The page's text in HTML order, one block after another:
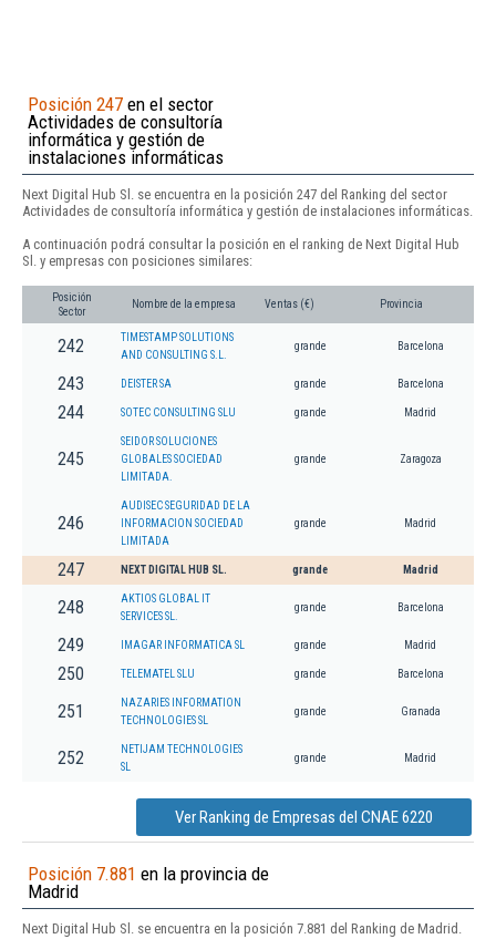
Posición 247 en el sector
Actividades de consultoría
informática y gestión de
instalaciones informáticas
Next Digital Hub Sl. se encuentra en la posición 247 del Ranking del sector
Actividades de consultoría informática y gestión de instalaciones informáticas.
A continuación podrá consultar la posición en el ranking de Next Digital Hub
Sl. y empresas con posiciones similares:
Posición
Sector
Nombre de la empresa Ventas (€) Provincia
242
TIMESTAMP SOLUTIONS
AND CONSULTING S.L.
grande Barcelona
243 DEISTER SA grande Barcelona
244 SOTEC CONSULTING SLU grande Madrid
245
SEIDOR SOLUCIONES
GLOBALES SOCIEDAD
LIMITADA.
grande Zaragoza
246
AUDISEC SEGURIDAD DE LA
INFORMACION SOCIEDAD
LIMITADA
grande Madrid
247 NEXT DIGITAL HUB SL. grande Madrid
248
AKTIOS GLOBAL IT
SERVICES SL.
grande Barcelona
249 IMAGAR INFORMATICA SL grande Madrid
250 TELEMATEL SLU grande Barcelona
251
NAZARIES INFORMATION
TECHNOLOGIES SL
grande Granada
252
NETIJAM TECHNOLOGIES
SL
grande Madrid
Ver Ranking de Empresas del CNAE 6220
Posición 7.881 en la provincia de
Madrid
Next Digital Hub Sl. se encuentra en la posición 7.881 del Ranking de Madrid.